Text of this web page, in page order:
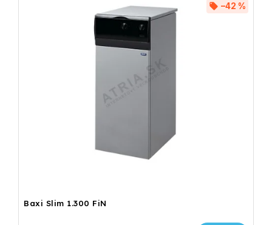
Baxi Slim 1.300 FiN
–42 %